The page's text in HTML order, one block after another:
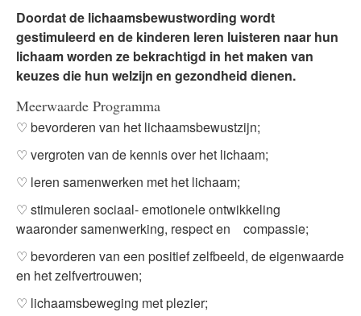
Doordat de lichaamsbewustwording wordt
gestimuleerd en de kinderen leren luisteren naar hun
lichaam worden ze bekrachtigd in het maken van
keuzes die hun welzijn en gezondheid dienen.
Meerwaarde Programma
♡ bevorderen van het lichaamsbewustzijn;
♡ vergroten van de kennis over het lichaam;
♡ leren samenwerken met het lichaam;
♡ stimuleren sociaal- emotionele ontwikkeling
waaronder samenwerking, respect en compassie;
♡ bevorderen van een positief zelfbeeld, de eigenwaarde
en het zelfvertrouwen;
♡ lichaamsbeweging met plezier;